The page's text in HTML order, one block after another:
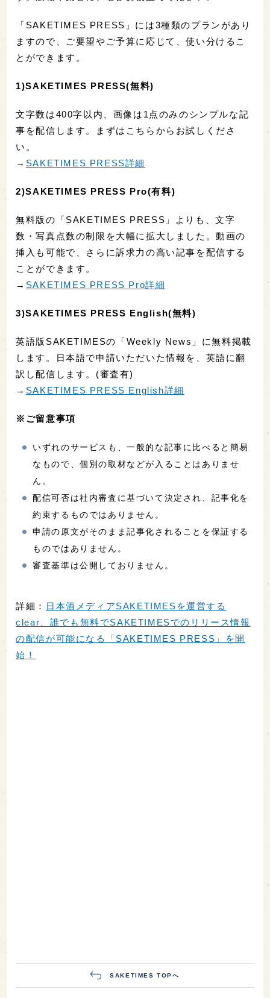
「SAKETIMES PRESS」には3種類のプランがあり
ますので、ご要望やご予算に応じて、使い分けるこ
とができます。
1)SAKETIMES PRESS(無料)
文字数は400字以内、画像は1点のみのシンプルな記
事を配信します。まずはこちらからお試しくださ
い。
→ SAKETIMES PRESS詳細
2)SAKETIMES PRESS Pro(有料)
無料版の「SAKETIMES PRESS」よりも、文字
数・写真点数の制限を大幅に拡大しました。動画の
挿入も可能で、さらに訴求力の高い記事を配信する
ことができます。
→ SAKETIMES PRESS Pro詳細
3)SAKETIMES PRESS English(無料)
英語版SAKETIMESの「Weekly News」に無料掲載
します。日本語で申請いただいた情報を、英語に翻
訳し配信します。(審査有)
→ SAKETIMES PRESS English詳細
※ご留意事項
いずれのサービスも、一般的な記事に比べると簡易
なもので、個別の取材などが入ることはありませ
ん。
配信可否は社内審査に基づいて決定され、記事化を
約束するものではありません。
申請の原文がそのまま記事化されることを保証する
ものではありません。
審査基準は公開しておりません。
詳細：
日本酒メディアSAKETIMESを運営する
clear、誰でも無料でSAKETIMESでのリリース情報
の配信が可能になる「SAKETIMES PRESS」を開
始！
SAKETIMES TOPへ